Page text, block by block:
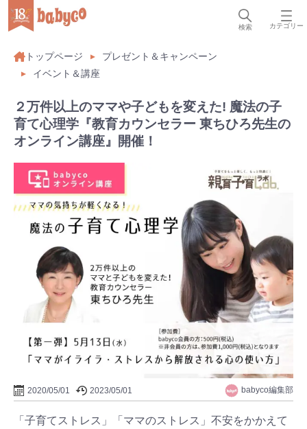
検索 カテゴリー
トップページ
プレゼント＆キャンペーン
イベント＆講座
２万件以上のママや子どもを変えた! 魔法の子
育て心理学『教育カウンセラー 東ちひろ先生の
オンライン講座』開催！
2020/05/01 2023/05/01 babyco編集部
「子育てストレス」「ママのストレス」不安をかかえて